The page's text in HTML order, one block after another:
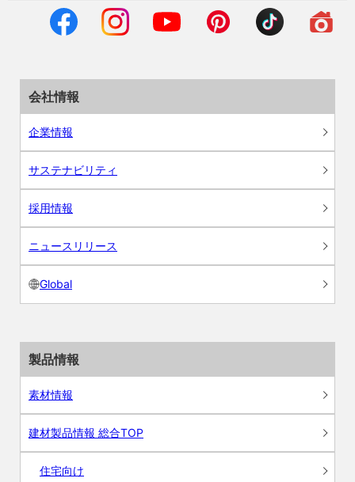
会社情報
企業情報
サステナビリティ
採用情報
ニュースリリース
Global
製品情報
素材情報
建材製品情報 総合TOP
住宅向け